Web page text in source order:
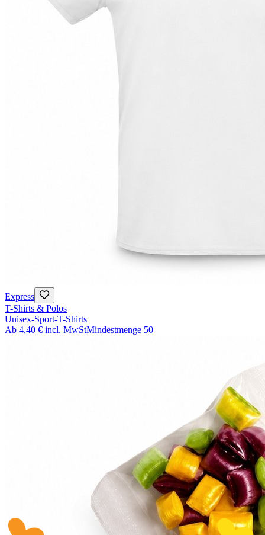
Express
T-Shirts & Polos
Unisex-Sport-T-Shirts
Ab 4,40 € incl. MwStMindestmenge 50